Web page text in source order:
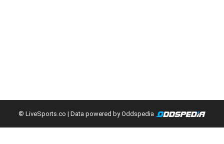
© LiveSports.co | Data powered by Oddspedia